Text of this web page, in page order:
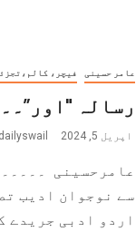
عامر حسینی فیچر،
رسالہ
اپریل 5, 2024 dailyswail
عامرحسینی
سے نوجوان ادیب
اردو ادبی جریدے